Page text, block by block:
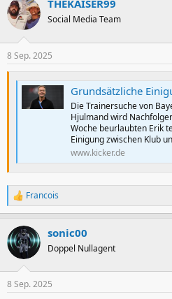
THEKAISER99
Social Media Team
8 Sep. 2025
Grundsätzliche Einigung:
Die Trainersuche von
Hjulmand wird
Woche beurlaubten Erik
Einigung zwischen Klub
www.kicker.de
R
e
k
t
i
e
Francois
sonic00
Doppel Nullagent
8 Sep. 2025